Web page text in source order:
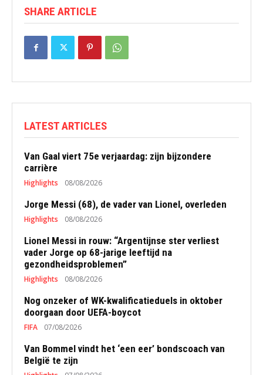
SHARE ARTICLE
LATEST ARTICLES
Van Gaal viert 75e verjaardag: zijn bijzondere
carrière
Highlights 08/08/2026
Jorge Messi (68), de vader van Lionel, overleden
Highlights 08/08/2026
Lionel Messi in rouw: “Argentijnse ster verliest
vader Jorge op 68-jarige leeftijd na
gezondheidsproblemen”
Highlights 08/08/2026
Nog onzeker of WK-kwalificatieduels in oktober
doorgaan door UEFA-boycot
FIFA 07/08/2026
Van Bommel vindt het ‘een eer’ bondscoach van
België te zijn